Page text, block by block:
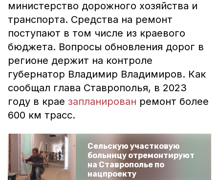
министерство дорожного хозяйства и
транспорта. Средства на ремонт
поступают в том числе из краевого
бюджета. Вопросы обновления дорог в
регионе держит на контроле
губернатор Владимир Владимиров. Как
сообщал глава Ставрополья, в 2023
году в крае запланирован ремонт более
600 км трасс.
Сельскую участковую
больницу отремонтируют
на Ставрополье по
нацпроекту